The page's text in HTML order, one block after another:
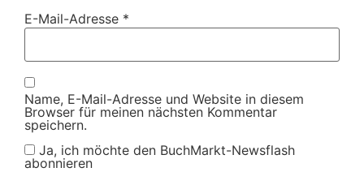
E-Mail-Adresse *
Name, E-Mail-Adresse und Website in diesem
Browser für meinen nächsten Kommentar
speichern.
Ja, ich möchte den BuchMarkt-Newsflash
abonnieren